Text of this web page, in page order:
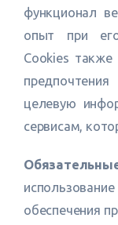
функционал
опыт при
Cookies
целевую
сервисам,
обеспечения